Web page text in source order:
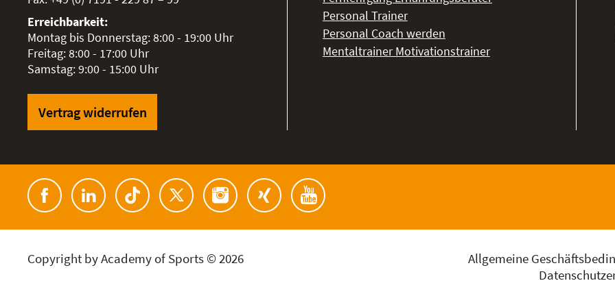
Erreichbarkeit:
Montag bis Donnerstag: 8:00 - 19:00 Uhr
Freitag: 8:00 - 17:00 Uhr
Samstag: 9:00 - 15:00 Uhr
Vertrag widerrufen
Personal Trainer
Personal Coach werden
Mentaltrainer Motivationstrainer
Copyright by Academy of Sports © 2026 Allgemeine